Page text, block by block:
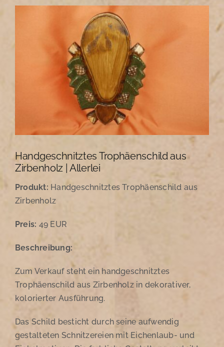
Impressum
Datenschutzerklärung
+436504036869
zum Shop
Handgeschnitztes Trophäenschild aus
Zirbenholz | Allerlei
Produkt: Handgeschnitztes Trophäenschild aus
Zirbenholz
Preis: 49 EUR
Beschreibung:
Zum Verkauf steht ein handgeschnitztes
Trophäenschild aus Zirbenholz in dekorativer,
kolorierter Ausführung.
Das Schild besticht durch seine aufwendig
gestalteten Schnitzereien mit Eichenlaub- und